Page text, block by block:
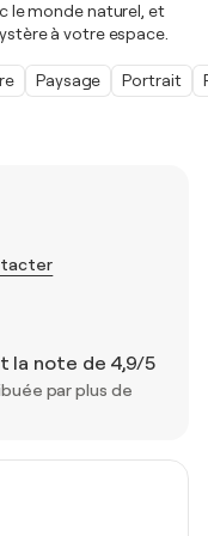
la note de 4,9/5
par plus de
le monde naturel, et
à votre espace.
Paysage Portrait